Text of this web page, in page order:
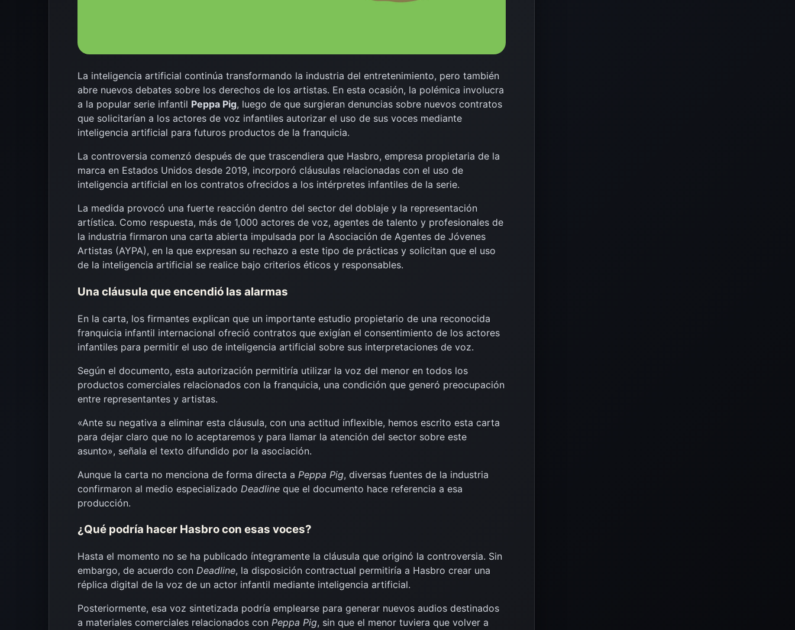
La inteligencia artificial continúa transformando la industria del entretenimiento, pero también
abre nuevos debates sobre los derechos de los artistas. En esta ocasión, la polémica involucra
a la popular serie infantil Peppa Pig, luego de que surgieran denuncias sobre nuevos contratos
que solicitarían a los actores de voz infantiles autorizar el uso de sus voces mediante
inteligencia artificial para futuros productos de la franquicia.
La controversia comenzó después de que trascendiera que Hasbro, empresa propietaria de la
marca en Estados Unidos desde 2019, incorporó cláusulas relacionadas con el uso de
inteligencia artificial en los contratos ofrecidos a los intérpretes infantiles de la serie.
La medida provocó una fuerte reacción dentro del sector del doblaje y la representación
artística. Como respuesta, más de 1,000 actores de voz, agentes de talento y profesionales de
la industria firmaron una carta abierta impulsada por la Asociación de Agentes de Jóvenes
Artistas (AYPA), en la que expresan su rechazo a este tipo de prácticas y solicitan que el uso
de la inteligencia artificial se realice bajo criterios éticos y responsables.
Una cláusula que encendió las alarmas
En la carta, los firmantes explican que un importante estudio propietario de una reconocida
franquicia infantil internacional ofreció contratos que exigían el consentimiento de los actores
infantiles para permitir el uso de inteligencia artificial sobre sus interpretaciones de voz.
Según el documento, esta autorización permitiría utilizar la voz del menor en todos los
productos comerciales relacionados con la franquicia, una condición que generó preocupación
entre representantes y artistas.
«Ante su negativa a eliminar esta cláusula, con una actitud inflexible, hemos escrito esta carta
para dejar claro que no lo aceptaremos y para llamar la atención del sector sobre este
asunto», señala el texto difundido por la asociación.
Aunque la carta no menciona de forma directa a Peppa Pig, diversas fuentes de la industria
confirmaron al medio especializado Deadline que el documento hace referencia a esa
producción.
¿Qué podría hacer Hasbro con esas voces?
Hasta el momento no se ha publicado íntegramente la cláusula que originó la controversia. Sin
embargo, de acuerdo con Deadline, la disposición contractual permitiría a Hasbro crear una
réplica digital de la voz de un actor infantil mediante inteligencia artificial.
Posteriormente, esa voz sintetizada podría emplearse para generar nuevos audios destinados
a materiales comerciales relacionados con Peppa Pig, sin que el menor tuviera que volver a